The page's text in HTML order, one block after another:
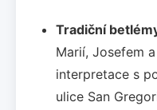
Tradiční
Marií, Josefem
interpretace s
ulice San